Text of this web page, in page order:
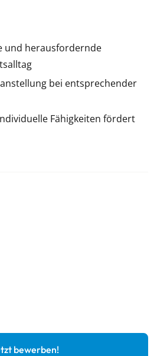
und herausfordernde
bei entsprechender
Fähigkeiten fördert
bewerben!